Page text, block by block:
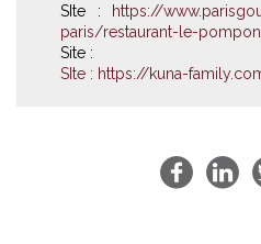
SIte :
https://
paris/restaurant-le-
Site :
SIte : https://kuna-